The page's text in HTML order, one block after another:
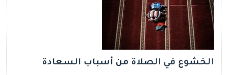
الخشوع في الصلاة من أسباب السعادة